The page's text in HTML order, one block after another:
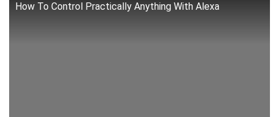
How To Control Practically Anything With Alexa